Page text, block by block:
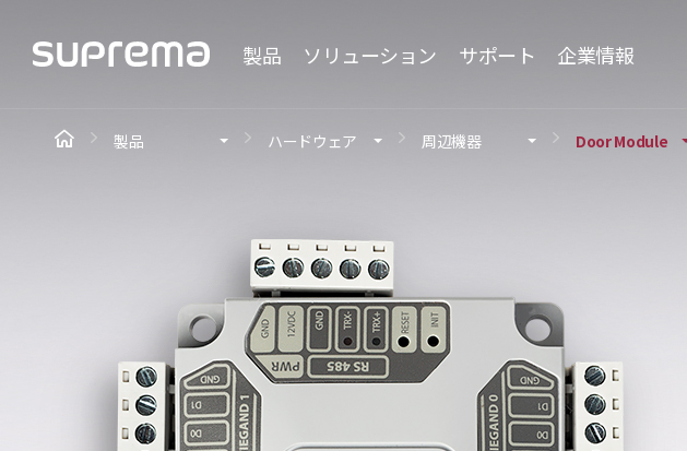
製品 ソリューション サポート 企業情報
製品 ハードウェア 周辺機器 Door Module